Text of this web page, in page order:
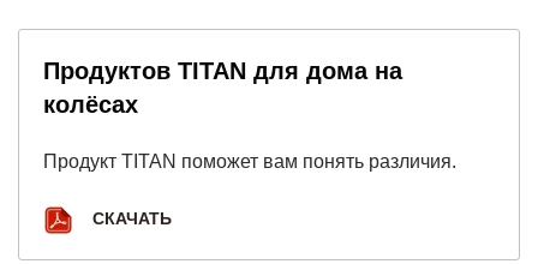
Продуктов TITAN для дома на
колёсах
Продукт TITAN поможет вам понять различия.
СКАЧАТЬ